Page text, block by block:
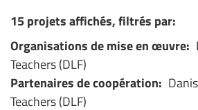
15 projets affichés, filtrés par:
Organisations de mise en œuvre:
Teachers (DLF)
Partenaires de coopération:
Teachers (DLF)